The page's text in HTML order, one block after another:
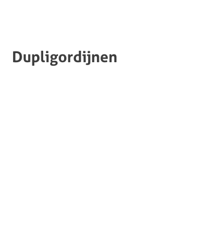
Dupligordijnen